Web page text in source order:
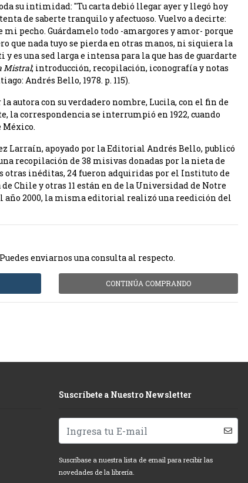
su intimidad: "Tu carta debió llegar ayer y llegó hoy
de saberte tranquilo y afectuoso. Vuelvo a decirte:
pecho. Guárdamelo todo -amargores y amor- porque
que nada tuyo se pierda en otras manos, ni siquiera la
es una sed larga e intensa para la que has de guardarte
Mistral; introducción, recopilación, iconografía y notas
Andrés Bello, 1978. p. 115).
autora con su verdadero nombre, Lucila, con el fin de
la correspondencia se interrumpió en 1922, cuando
México.
Larraín, apoyado por la Editorial Andrés Bello, publicó
recopilación de 38 misivas donadas por la nieta de
otras inéditas, 24 fueron adquiridas por el Instituto de
Chile y otras 11 están en de la Universidad de Notre
año 2000, la misma editorial realizó una reedición del
enviarnos una consulta al respecto.
CONTINÚA COMPRANDO
Suscríbete a Nuestro Newsletter
Suscríbase a nuestra lista de email para recibir las
novedades de la librería.